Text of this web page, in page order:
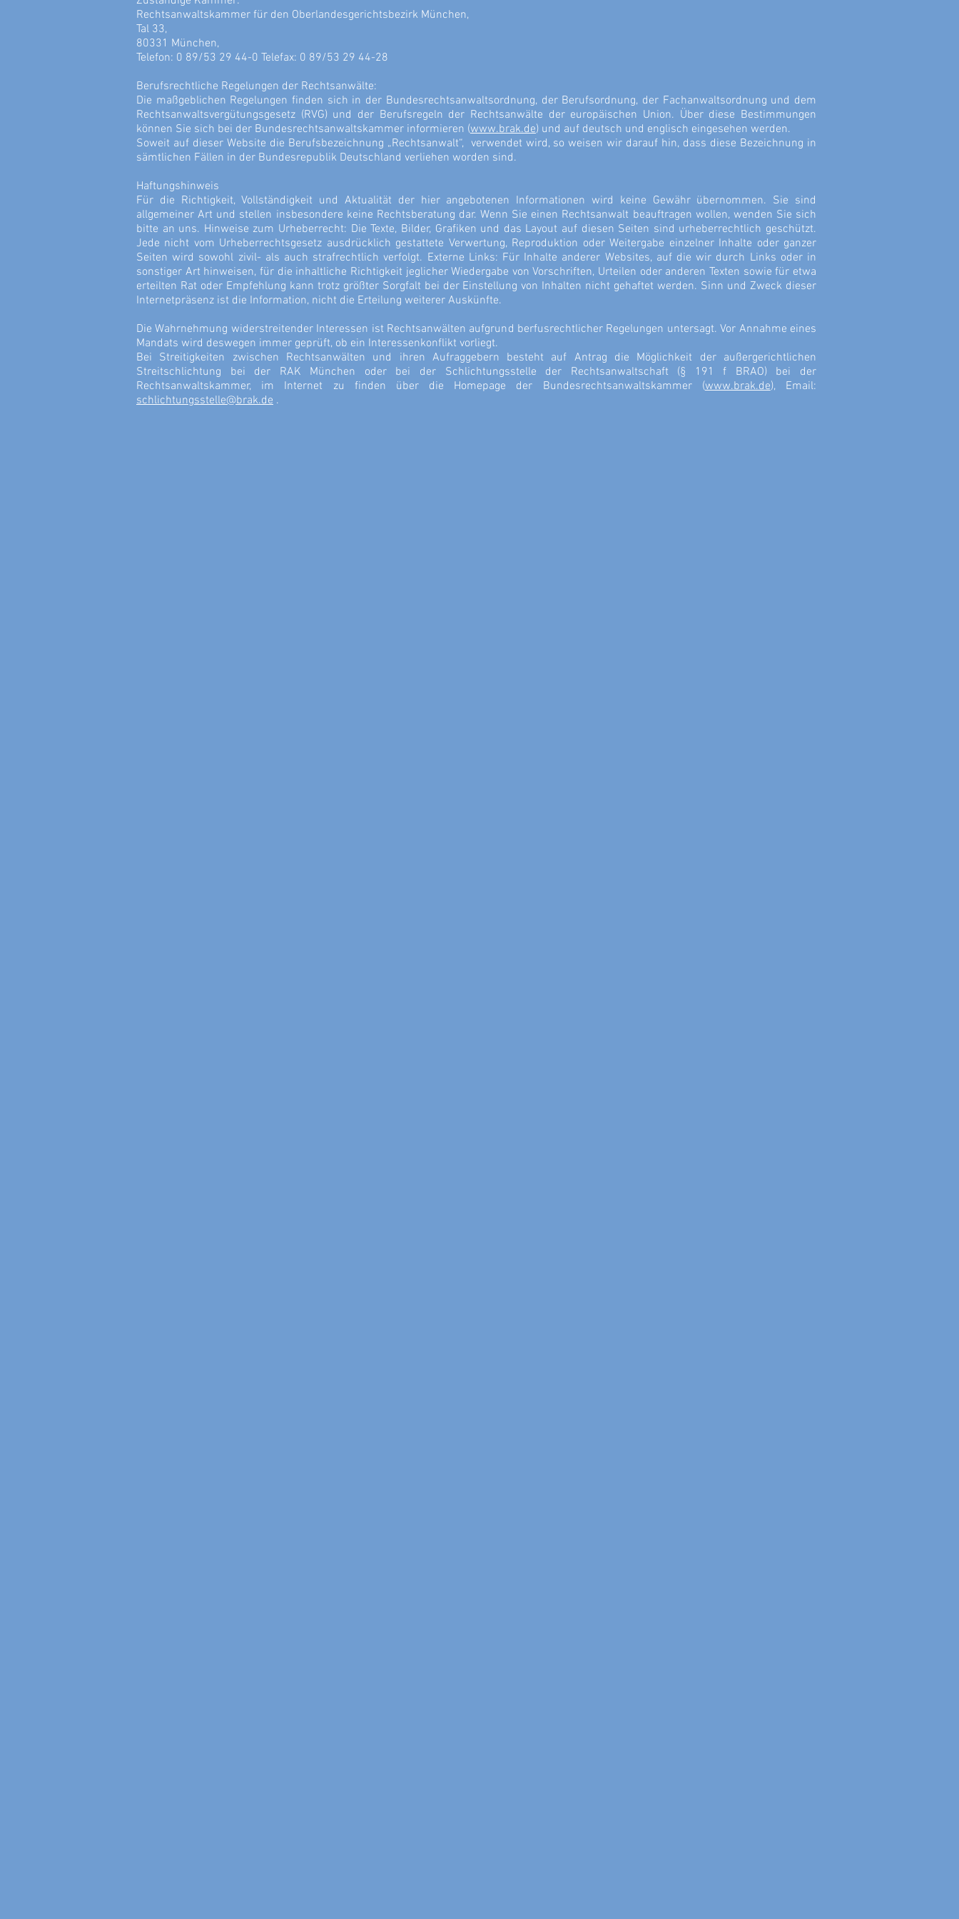
Rechtsanwaltskammer für den Oberlandesgerichtsbezirk München,
Tal 33,
80331 München,
Telefon: 0 89/53 29 44-0 Telefax: 0 89/53 29 44-28
Berufsrechtliche Regelungen der Rechtsanwälte:
Die maßgeblichen Regelungen finden sich in der Bundesrechtsanwaltsordnung, der Berufsordnung, der Fachanwaltsordnung und dem
Rechtsanwaltsvergütungsgesetz (RVG) und der Berufsregeln der Rechtsanwälte der europäischen Union. Über diese Bestimmungen
können Sie sich bei der Bundesrechtsanwaltskammer informieren (www.brak.de) und auf deutsch und englisch eingesehen werden.
Soweit auf dieser Website die Berufsbezeichnung „Rechtsanwalt“, verwendet wird, so weisen wir darauf hin, dass diese Bezeichnung in
sämtlichen Fällen in der Bundesrepublik Deutschland verliehen worden sind.
Haftungshinweis
Für die Richtigkeit, Vollständigkeit und Aktualität der hier angebotenen Informationen wird keine Gewähr übernommen. Sie sind
allgemeiner Art und stellen insbesondere keine Rechtsberatung dar. Wenn Sie einen Rechtsanwalt beauftragen wollen, wenden Sie sich
bitte an uns. Hinweise zum Urheberrecht: Die Texte, Bilder, Grafiken und das Layout auf diesen Seiten sind urheberrechtlich geschützt.
Jede nicht vom Urheberrechtsgesetz ausdrücklich gestattete Verwertung, Reproduktion oder Weitergabe einzelner Inhalte oder ganzer
Seiten wird sowohl zivil- als auch strafrechtlich verfolgt. Externe Links: Für Inhalte anderer Websites, auf die wir durch Links oder in
sonstiger Art hinweisen, für die inhaltliche Richtigkeit jeglicher Wiedergabe von Vorschriften, Urteilen oder anderen Texten sowie für etwa
erteilten Rat oder Empfehlung kann trotz größter Sorgfalt bei der Einstellung von Inhalten nicht gehaftet werden. Sinn und Zweck dieser
Internetpräsenz ist die Information, nicht die Erteilung weiterer Auskünfte.
Die Wahrnehmung widerstreitender Interessen ist Rechtsanwälten aufgrund berfusrechtlicher Regelungen untersagt. Vor Annahme eines
Mandats wird deswegen immer geprüft, ob ein Interessenkonflikt vorliegt.
Bei Streitigkeiten zwischen Rechtsanwälten und ihren Aufraggebern besteht auf Antrag die Möglichkeit der außergerichtlichen
Streitschlichtung bei der RAK München oder bei der Schlichtungsstelle der Rechtsanwaltschaft (§ 191 f BRAO) bei der
Rechtsanwaltskammer, im Internet zu finden über die Homepage der Bundesrechtsanwaltskammer (www.brak.de), Email:
schlichtungsstelle@brak.de .